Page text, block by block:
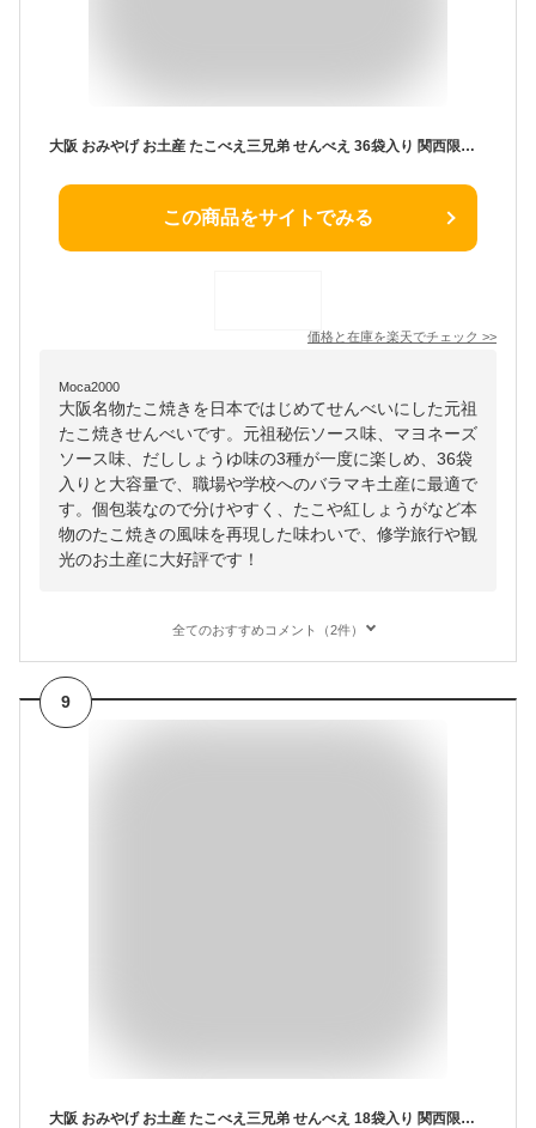
大阪 おみやげ お土産 たこべえ三兄弟 せんべえ 36袋入り 関西限定 お菓子 修学旅行 観光 3種MIX マヨネーズソース味 元祖秘伝ソース味 だししょうゆ味 詰合せ ばらまき 個包装
この商品をサイトでみる
価格と在庫を楽天でチェック >>
Moca2000
大阪名物たこ焼きを日本ではじめてせんべいにした元祖
たこ焼きせんべいです。元祖秘伝ソース味、マヨネーズ
ソース味、だししょうゆ味の3種が一度に楽しめ、36袋
入りと大容量で、職場や学校へのバラマキ土産に最適で
す。個包装なので分けやすく、たこや紅しょうがなど本
物のたこ焼きの風味を再現した味わいで、修学旅行や観
光のお土産に大好評です！
全てのおすすめコメント（2件）
9
大阪 おみやげ お土産 たこべえ三兄弟 せんべえ 18袋入り 関西限定 お菓子 修学旅行 観光 3種MIX マヨネーズソース味 元祖秘伝ソース味 だししょうゆ味 詰合せ ばらまき 個包装